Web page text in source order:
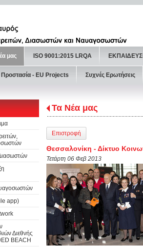
μας ISO 9001:2015 LRQA
Προστασία - ΕU Projects Συχνές Ερωτήσεις
app)
Διεθνής
BEACH
Τα Νέα μας
Επιστροφή
Θεσσαλονίκη - Δίκτυο
Τετάρτη 06 Φεβ 2013